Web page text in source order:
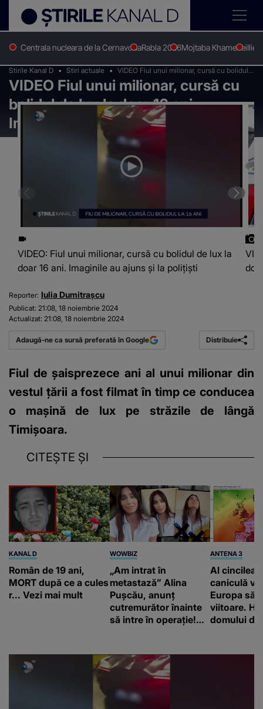
Centrala nucleara de la CernavodaRabla 2026Mojtaba KhameneiIlie
Stirile Kanal D Stiri actuale
VIDEO Fiul unui milionar, cursă cu bolidul
de lux la doar 16 ani. Imaginile au ajuns și la
polițiști
VIDEO Fiul unui milionar, cursă cu
bolidul de lux la doar 16 ani.
Imaginile au ajuns și la polițiști
VIDEO: Fiul unui milionar, cursă cu bolidul de lux la
doar 16 ani. Imaginile au ajuns și la polițiști
Reporter: Iulia Dumitrașcu
Publicat: 21:08, 18 noiembrie 2024
Actualizat: 21:08, 18 noiembrie 2024
Adaugă-ne ca sursă preferată în Google Distribuie
Fiul de șaisprezece ani al unui milionar din
vestul țării a fost filmat în timp ce conducea
o mașină de lux pe străzile de lângă
Timișoara.
CITEȘTE ȘI
KANAL D
Român de 19 ani,
MORT după ce a cules
r... Vezi mai mult
WOWBIZ
„Am intrat în
metastază” Alina
Pușcău, anunț
cutremurător înainte
să intre în operație!
fanilor
ANTENA 3
Al cincilea
caniculă
Europa
viitoare.
domului de